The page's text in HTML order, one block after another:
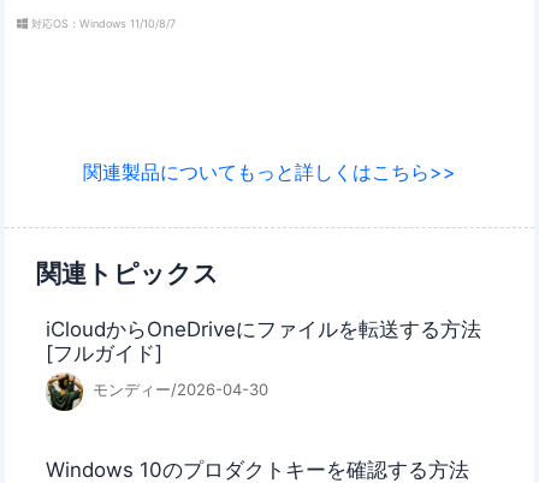
対応OS：Windows 11/10/8/7
関連製品についてもっと詳しくはこちら>>
関連トピックス
iCloudからOneDriveにファイルを転送する方法
[フルガイド]
モンディー/2026-04-30
Windows 10のプロダクトキーを確認する方法